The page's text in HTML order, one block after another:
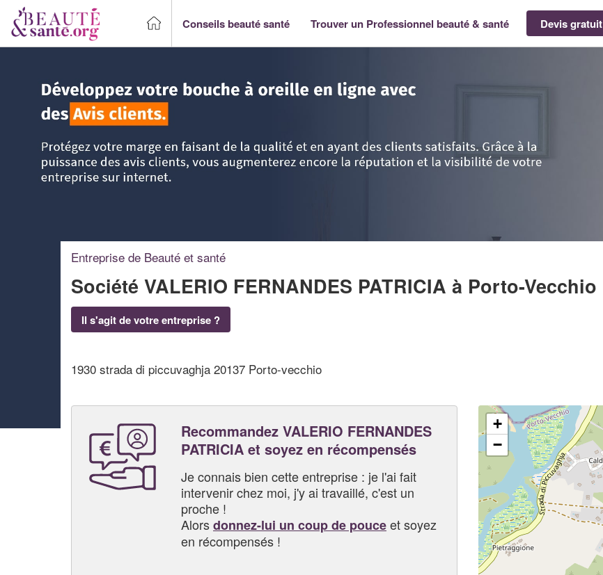
Conseils beauté santé Trouver un Professionnel beauté & santé Devis gratuit
Entreprise de Beauté et santé
Société VALERIO FERNANDES PATRICIA à Porto-Vecchio
Il s'agit de votre entreprise ?
1930 strada di piccuvaghja 20137 Porto-vecchio
Recommandez VALERIO FERNANDES
PATRICIA et soyez en récompensés
Je connais bien cette entreprise : je l'ai fait
intervenir chez moi, j'y ai travaillé, c'est un
proche !
Alorsdonnez-lui un coup de pouceet soyez
en récompensés !
+
−